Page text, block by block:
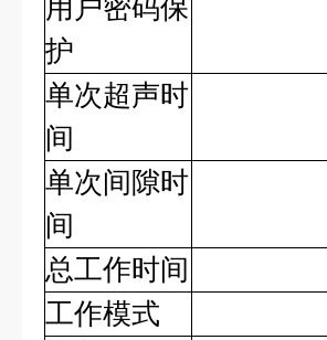
用户密码保
护
单次超声时
间
单次间隙时
间
总工作时间
1-
工作模式